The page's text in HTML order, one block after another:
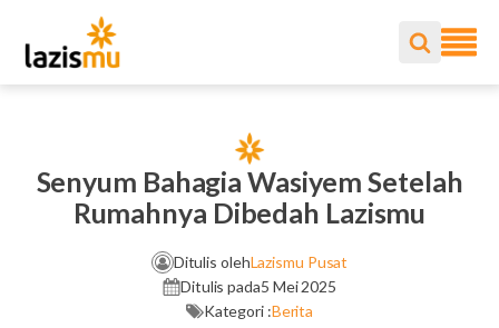
Senyum Bahagia Wasiyem Setelah
Rumahnya Dibedah Lazismu
Ditulis olehLazismu Pusat
Ditulis pada5 Mei 2025
Kategori :Berita